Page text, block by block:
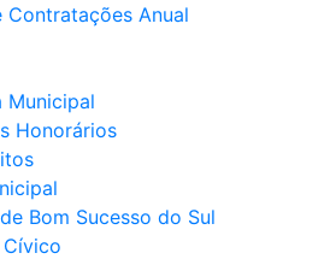
Contratações Anual
Municipal
Honorários
Bom Sucesso do Sul